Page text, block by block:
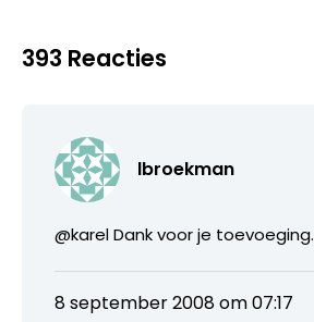
393 Reacties
lbroekman
@karel Dank voor je toevoeging.
8 september 2008 om 07:17